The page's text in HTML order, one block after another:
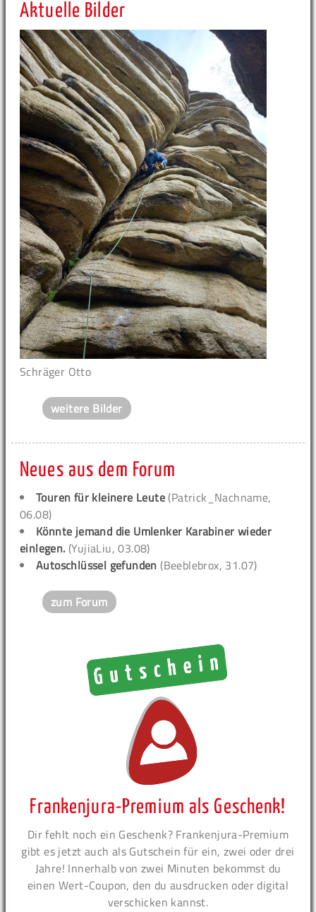
Aktuelle Bilder
Schräger Otto
weitere Bilder
Neues aus dem Forum
Touren für kleinere Leute (Patrick_Nachname,
06.08)
Könnte jemand die Umlenker Karabiner wieder
einlegen. (YujiaLiu, 03.08)
Autoschlüssel gefunden (Beeblebrox, 31.07)
zum Forum
Frankenjura-Premium als Geschenk!
Dir fehlt noch ein Geschenk? Frankenjura-Premium
gibt es jetzt auch als Gutschein für ein, zwei oder drei
Jahre! Innerhalb von zwei Minuten bekommst du
einen Wert-Coupon, den du ausdrucken oder digital
verschicken kannst.